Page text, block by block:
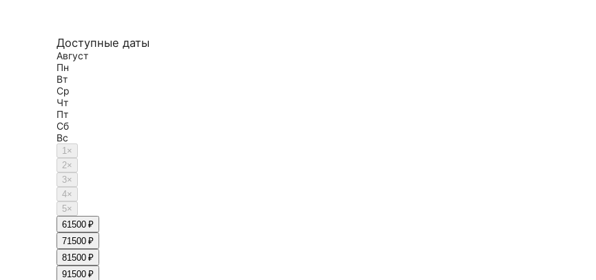
Доступные даты
Август
Пн
Вт
Ср
Чт
Пт
Сб
Вс
1×
2×
3×
4×
5×
61500 ₽
71500 ₽
81500 ₽
91500 ₽